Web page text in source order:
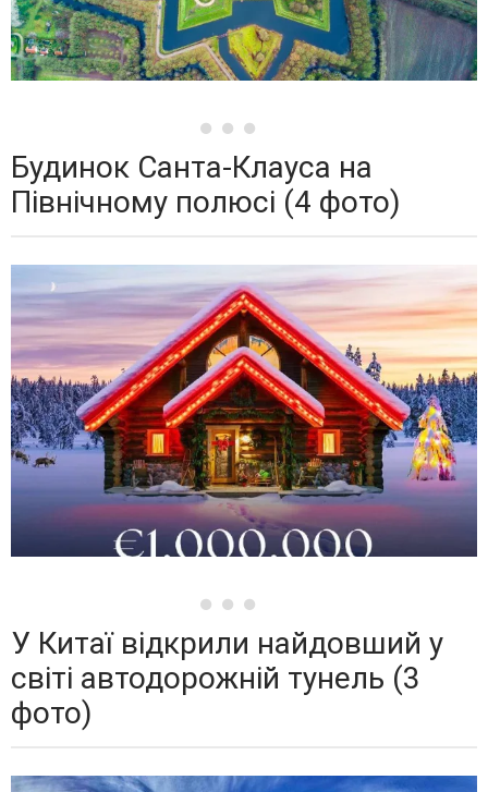
Будинок Санта-Клауса на
Північному полюсі (4 фото)
У Китаї відкрили найдовший у
світі автодорожній тунель (3
фото)